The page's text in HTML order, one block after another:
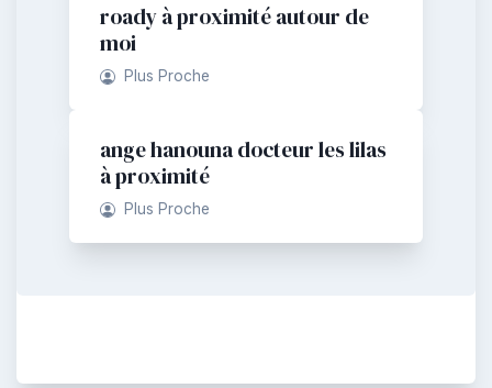
roady à proximité autour de
moi
Plus Proche
ange hanouna docteur les lilas
à proximité
Plus Proche